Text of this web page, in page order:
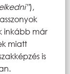
),
inkább már
miatt
is